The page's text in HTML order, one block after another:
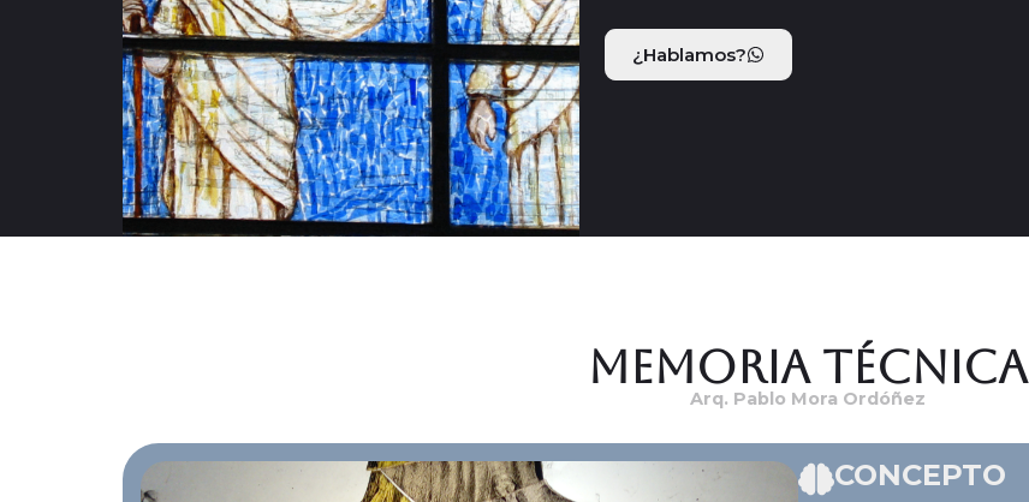
¿Hablamos?
Memoria Técnica
Arq. Pablo Mora Ordóñez
CONCEPTO